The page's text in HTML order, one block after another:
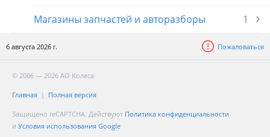
Магазины запчастей и авторазборы
1
6 августа 2026 г. Пожаловаться
© 2006 — 2026 АО Колеса
Главная Полная версия
Защищено reCAPTCHA. Действуют Политика конфиденциальности
и Условия использования Google